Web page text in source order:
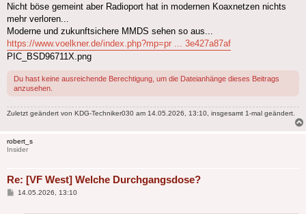
Nicht böse gemeint aber Radioport hat in modernen Koaxnetzen nichts
mehr verloren...
Moderne und zukunftsichere MMDS sehen so aus...
https://www.voelkner.de/index.php?mp=pr ... 3e427a87af
PIC_BSD96711X.png
Du hast keine ausreichende Berechtigung, um die Dateianhänge dieses Beitrags
anzusehen.
Zuletzt geändert von KDG-Techniker030 am 14.05.2026, 13:10, insgesamt 1-mal geändert.
robert_s
Insider
Re: [VF West] Welche Durchgangsdose?
Beitrag
14.05.2026, 13:10